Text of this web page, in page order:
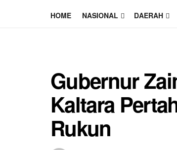
HOME NASIONAL DAERAH
Gubernur
Kaltara
Rukun